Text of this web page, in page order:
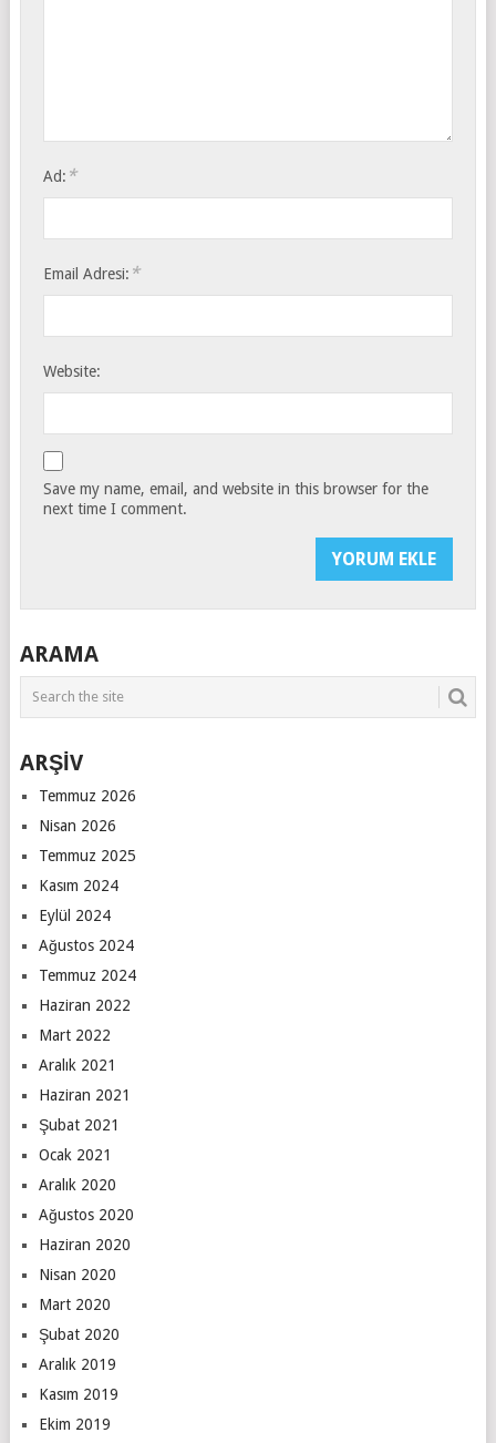
Ad: *
Email Adresi: *
Website:
Save my name, email, and website in this browser for the
next time I comment.
ARAMA
ARŞİV
Temmuz 2026
Nisan 2026
Temmuz 2025
Kasım 2024
Eylül 2024
Ağustos 2024
Temmuz 2024
Haziran 2022
Mart 2022
Aralık 2021
Haziran 2021
Şubat 2021
Ocak 2021
Aralık 2020
Ağustos 2020
Haziran 2020
Nisan 2020
Mart 2020
Şubat 2020
Aralık 2019
Kasım 2019
Ekim 2019